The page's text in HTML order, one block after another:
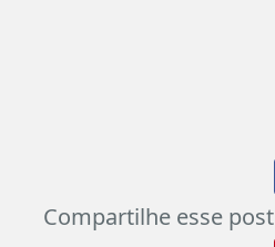
Compartilhe esse post